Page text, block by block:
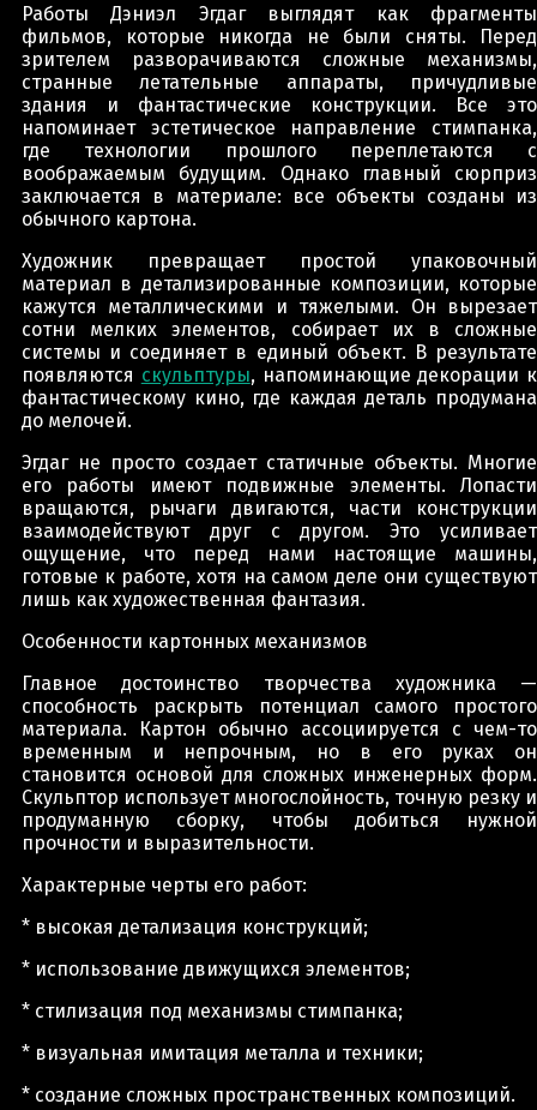
Работы Дэниэл Эгдаг выглядят как фрагменты
фильмов, которые никогда не были сняты. Перед
зрителем разворачиваются сложные механизмы,
странные летательные аппараты, причудливые
здания и фантастические конструкции. Все это
напоминает эстетическое направление стимпанка,
где технологии прошлого переплетаются с
воображаемым будущим. Однако главный сюрприз
заключается в материале: все объекты созданы из
обычного картона.
Художник превращает простой упаковочный
материал в детализированные композиции, которые
кажутся металлическими и тяжелыми. Он вырезает
сотни мелких элементов, собирает их в сложные
системы и соединяет в единый объект. В результате
появляются скульптуры, напоминающие декорации к
фантастическому кино, где каждая деталь продумана
до мелочей.
Эгдаг не просто создает статичные объекты. Многие
его работы имеют подвижные элементы. Лопасти
вращаются, рычаги двигаются, части конструкции
взаимодействуют друг с другом. Это усиливает
ощущение, что перед нами настоящие машины,
готовые к работе, хотя на самом деле они существуют
лишь как художественная фантазия.
Особенности картонных механизмов
Главное достоинство творчества художника —
способность раскрыть потенциал самого простого
материала. Картон обычно ассоциируется с чем-то
временным и непрочным, но в его руках он
становится основой для сложных инженерных форм.
Скульптор использует многослойность, точную резку и
продуманную сборку, чтобы добиться нужной
прочности и выразительности.
Характерные черты его работ:
* высокая детализация конструкций;
* использование движущихся элементов;
* стилизация под механизмы стимпанка;
* визуальная имитация металла и техники;
* создание сложных пространственных композиций.